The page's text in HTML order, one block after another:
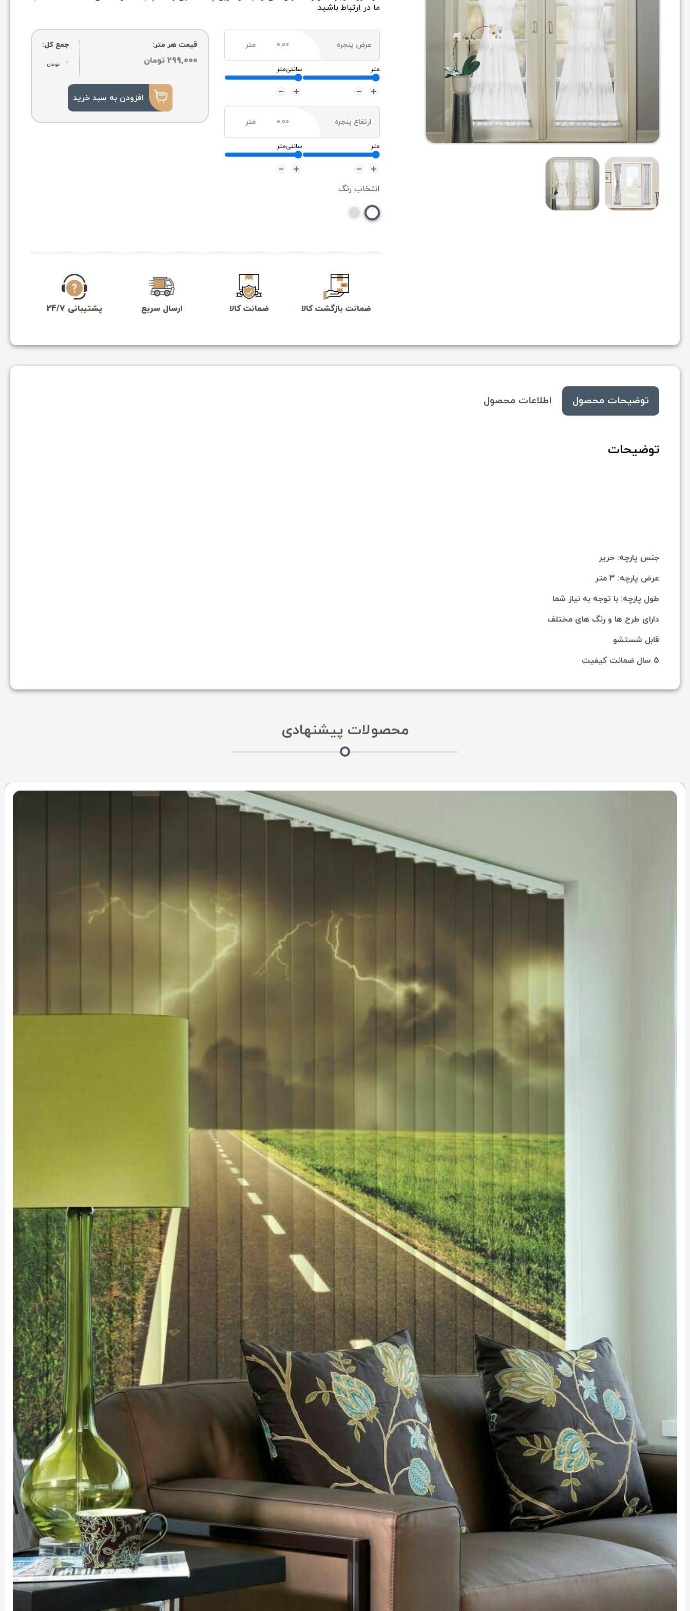
پرده
پذیرایی
صنعتی
ما در ارتباط باشید.
عرض پنجره متر
متر سانتی‌متر
ارتفاع پنجره متر
متر سانتی‌متر
انتخاب رنگ
قیمت هر متر:
299,000 تومان
جمع کل:
- تومان
افزودن به سبد خرید
ضمانت بازگشت کالا ضمانت کالا ارسال سریع پشتیبانی 24/7
توضیحات محصول اطلاعات محصول
توضیحات